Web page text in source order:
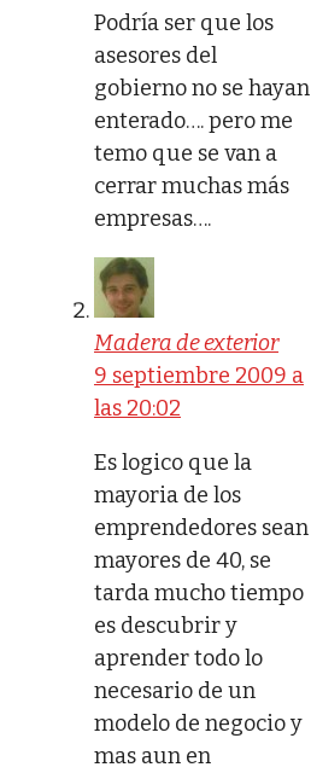
Podría ser que los
asesores del
gobierno no se hayan
enterado…. pero me
temo que se van a
cerrar muchas más
empresas….
Madera de exterior
9 septiembre 2009 a
las 20:02
Es logico que la
mayoria de los
emprendedores sean
mayores de 40, se
tarda mucho tiempo
es descubrir y
aprender todo lo
necesario de un
modelo de negocio y
mas aun en